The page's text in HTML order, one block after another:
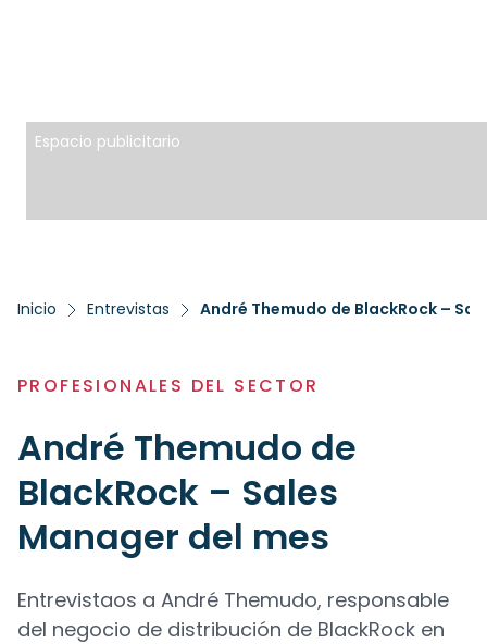
Espacio publicitario
Inicio Entrevistas André Themudo de BlackRock –
PROFESIONALES DEL SECTOR
André Themudo de
BlackRock – Sales
Manager del mes
Entrevistaos a André Themudo, responsable
del negocio de distribución de BlackRock en